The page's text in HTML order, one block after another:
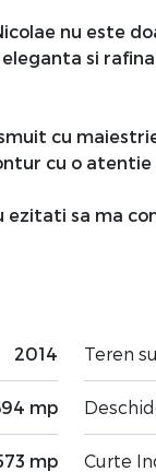
nu este
si
cu
cu o atentie
ezitati sa ma
2014
mp
mp
Teren
Curte